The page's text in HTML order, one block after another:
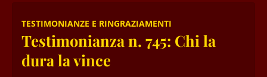
TESTIMONIANZE E RINGRAZIAMENTI
Testimonianza n. 745: Chi la
dura la vince